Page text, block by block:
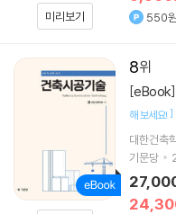
미리보기 550원
8
[eBook]
해 보세요! ]
대한건축
기문당